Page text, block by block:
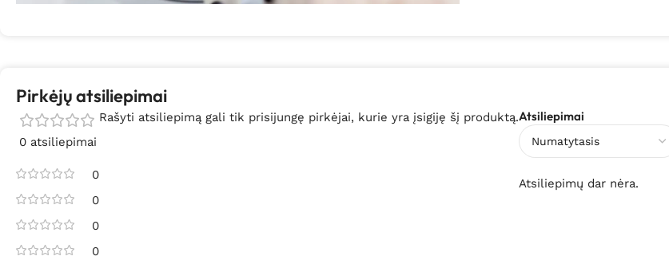
Pirkėjų atsiliepimai
0 atsiliepimai
0
0
0
0
Atsiliepimai
Atsiliepimų dar nėra.
Rašyti atsiliepimą gali tik prisijungę pirkėjai, kurie yra įsigiję šį produktą.